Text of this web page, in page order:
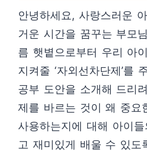
안녕하세요, 사랑스러운
거운 시간을 꿈꾸는 부모
름 햇볕으로부터 우리 아
지켜줄 ‘자외선차단제’를
공부 도안을 소개해 드리
제를 바르는 것이 왜 중요
사용하는지에 대해 아이
고 재미있게 배울 수 있도